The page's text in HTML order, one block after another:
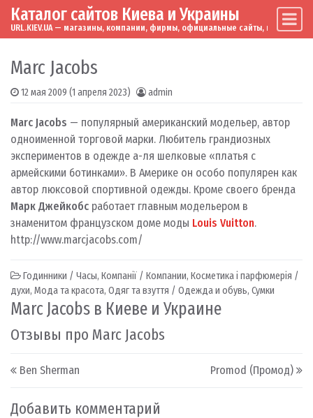
Skip to content
Main Navigation
Каталог сайтов Киева и Украины
URL.KIEV.UA — магазины, компании, фирмы, официальные сайты, мировые
Marc Jacobs
12 мая 2009 (1 апреля 2023) admin
Marc Jacobs — популярный американский модельер, автор
одноименной торговой марки. Любитель грандиозных
экспериментов в одежде а-ля шелковые «платья с
армейскими ботинками». В Америке он особо популярен как
автор люксовой спортивной одежды. Кроме своего бренда
Марк Джейкобс работает главным модельером в
знаменитом французском доме моды Louis Vuitton.
http://www.marcjacobs.com/
Годинники / Часы, Компанії / Компании, Косметика і парфюмерія /
духи, Мода та красота, Одяг та взуття / Одежда и обувь, Сумки
Marc Jacobs в Киеве и Украине
Отзывы про Marc Jacobs
Post navigation
Ben Sherman Promod (Промод)
Добавить комментарий